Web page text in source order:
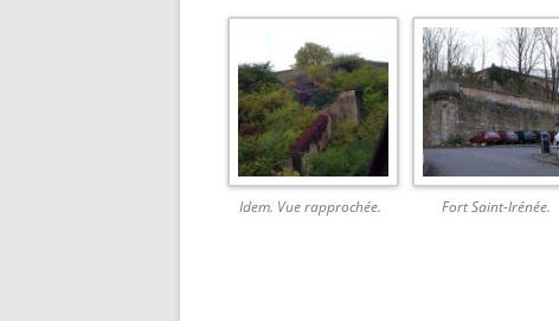
Idem. Vue rapprochée. Fort Saint-Irénée.